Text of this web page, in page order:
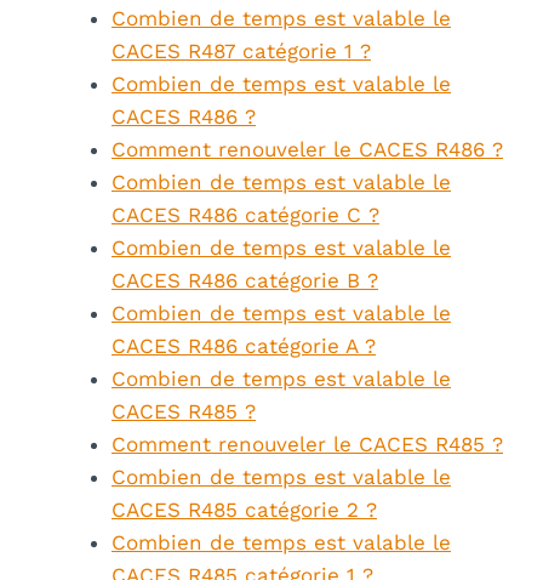
Combien de temps est valable le
CACES R487 catégorie 1 ?
Combien de temps est valable le
CACES R486 ?
Comment renouveler le CACES R486 ?
Combien de temps est valable le
CACES R486 catégorie C ?
Combien de temps est valable le
CACES R486 catégorie B ?
Combien de temps est valable le
CACES R486 catégorie A ?
Combien de temps est valable le
CACES R485 ?
Comment renouveler le CACES R485 ?
Combien de temps est valable le
CACES R485 catégorie 2 ?
Combien de temps est valable le
CACES R485 catégorie 1 ?